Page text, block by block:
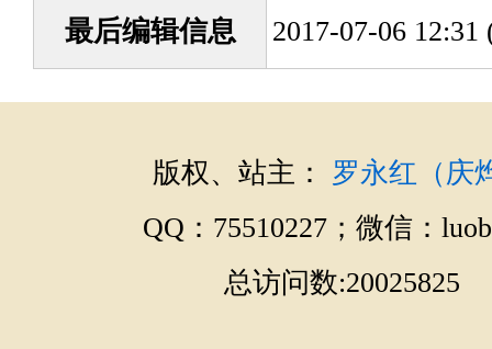
最后编辑信息 2017-07-06
版权、站主： 罗永红（庆
QQ：75510227；微信：
总访问数:20025825